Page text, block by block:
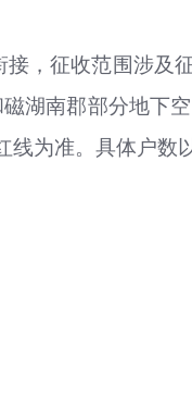
，征收范围涉及
湖南郡部分地下
为准。具体户数